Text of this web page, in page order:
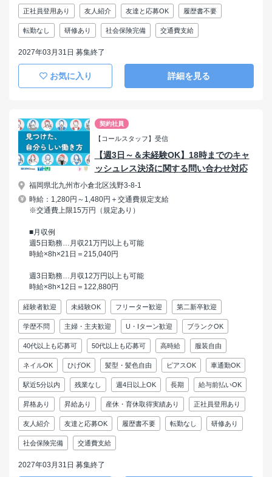
正社員登用あり 友人紹介 友達と応募OK 履歴書不要
転勤なし 研修あり 社会保険完備 交通費支給
2027年03月31日 募集終了
お気に入り 詳細を見る
契約社員
【コールスタッフ】受信
【週3日～＆未経験OK】18時までのキャ
ッシュレス決済に関する問い合わせ対応
福岡県北九州市小倉北区浅野3-8-1
時給：1,280円～1,480円＋交通費規定支給
※交通費上限15万円（規定あり）
■月収例
週5日勤務…月収21万円以上も可能
時給×8h×21日＝215,040円
週3日勤務…月収12万円以上も可能
時給×8h×12日＝122,880円
経験者歓迎 未経験OK フリーター歓迎 第二新卒歓迎
学歴不問 主婦・主夫歓迎 U・Iターン歓迎 ブランクOK
40代以上も応募可 50代以上も応募可 高時給 服装自由
ネイルOK ひげOK 髪型・髪色自由 ピアスOK 車通勤OK
駅近5分以内 残業なし 週4日以上OK 長期 給与前払いOK
昇格あり 昇給あり 産休・育休取得実績あり 正社員登用あり
友人紹介 友達と応募OK 履歴書不要 転勤なし 研修あり
社会保険完備 交通費支給
2027年03月31日 募集終了